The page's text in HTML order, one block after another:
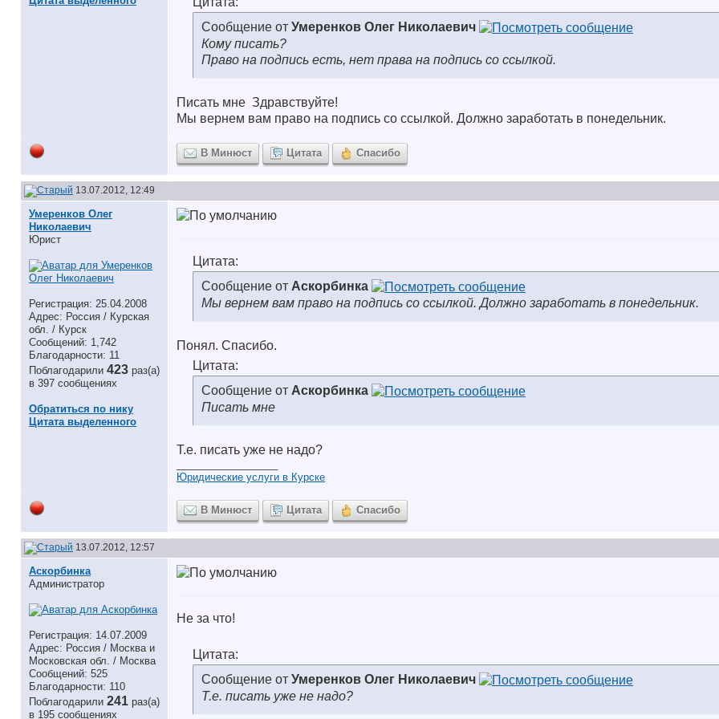
Сообщение от Умеренков Олег Николаевич
Кому писать?
Право на подпись есть, нет права на подпись со ссылкой.
Писать мне Здравствуйте!
Мы вернем вам право на подпись со ссылкой. Должно заработать в понедельник.
В Минюст Цитата Спасибо
13.07.2012, 12:49
Умеренков Олег
Николаевич
Юрист
Регистрация: 25.04.2008
Адрес: Россия / Курская
обл. / Курск
Сообщений: 1,742
Благодарности: 11
Поблагодарили 423 раз(а)
в 397 сообщениях
Обратиться по нику
Цитата выделенного
Цитата:
Сообщение от Аскорбинка
Мы вернем вам право на подпись со ссылкой. Должно заработать в понедельник.
Понял. Спасибо.
Цитата:
Сообщение от Аскорбинка
Писать мне
Т.е. писать уже не надо?
Юридические услуги в Курске
В Минюст Цитата Спасибо
13.07.2012, 12:57
Аскорбинка
Администратор
Регистрация: 14.07.2009
Адрес: Россия / Москва и
Московская обл. / Москва
Сообщений: 525
Благодарности: 110
Поблагодарили 241 раз(а)
в 195 сообщениях
Не за что!
Цитата:
Сообщение от Умеренков Олег Николаевич
Т.е. писать уже не надо?